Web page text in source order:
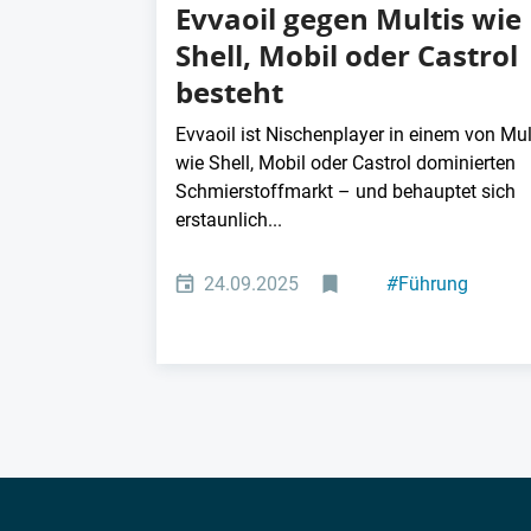
Evvaoil gegen Multis wie
Shell, Mobil oder Castrol
besteht
Evvaoil ist Nischenplayer in einem von
wie Shell, Mobil oder Castrol dominierten
Schmierstoffmarkt – und behauptet sich
erstaunlich...
24.09.2025 #Führung